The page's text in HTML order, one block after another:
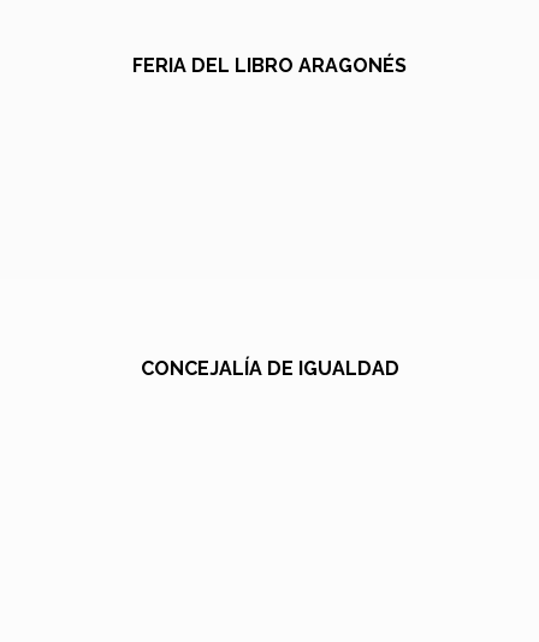
FERIA DEL LIBRO ARAGONÉS
CONCEJALÍA DE IGUALDAD